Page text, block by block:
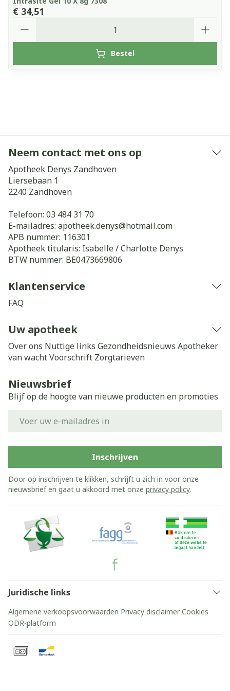
€ 34,51
Bestel
Neem contact met ons op
Apotheek Denys Zandhoven
Liersebaan 1
2240 Zandhoven
Telefoon: 03 484 31 70
E-mailadres: apotheek.denys@hotmail.com
APB nummer: 116301
Apotheek titularis: Isabelle / Charlotte Denys
BTW nummer: BE0473669806
Klantenservice
FAQ
Uw apotheek
Over ons Nuttige links Gezondheidsnieuws Apotheker
van wachtVoorschrift Zorgtarieven
Nieuwsbrief
Blijf op de hoogte van nieuwe producten en promoties
Inschrijven
Door op inschrijven te klikken, schrijft u zich in voor onze
nieuwsbrief en gaat u akkoord met onze privacy policy.
Juridische links
Algemene verkoopsvoorwaarden Privacy disclaimer Cookies
ODR-platform